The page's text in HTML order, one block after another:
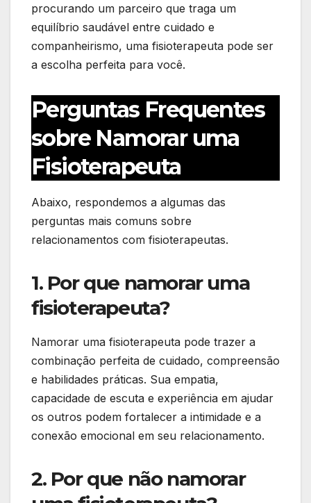
procurando um parceiro que traga um
equilíbrio saudável entre cuidado e
companheirismo, uma fisioterapeuta pode ser
a escolha perfeita para você.
Perguntas Frequentes
sobre Namorar uma
Fisioterapeuta
Abaixo, respondemos a algumas das
perguntas mais comuns sobre
relacionamentos com fisioterapeutas.
1. Por que namorar uma
fisioterapeuta?
Namorar uma fisioterapeuta pode trazer a
combinação perfeita de cuidado, compreensão
e habilidades práticas. Sua empatia,
capacidade de escuta e experiência em ajudar
os outros podem fortalecer a intimidade e a
conexão emocional em seu relacionamento.
2. Por que não namorar